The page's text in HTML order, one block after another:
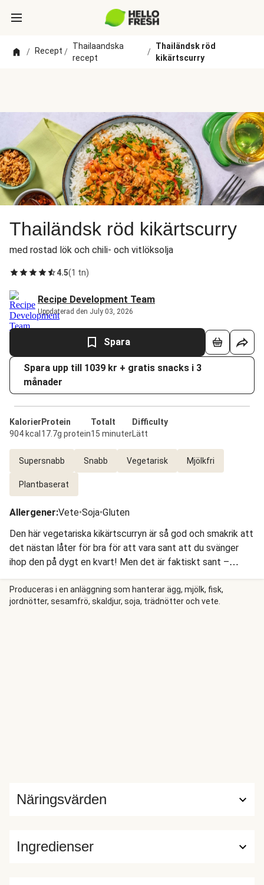
/ Recept /
Thailaandska
recept
/
Thailändsk röd
kikärtscurry
Thailändsk röd kikärtscurry
med rostad lök och chili- och vitlöksolja
4.5(1 tn)
Recipe Development Team
Uppdaterad den July 03, 2026
Spara
Spara upp till 1039 kr + gratis snacks i 3
månader
Kalorier
904 kcal
Protein
17.7g protein
Totalt
15 minuter
Difficulty
Lätt
Supersnabb Snabb Vegetarisk Mjölkfri
Plantbaserat
Allergener:Vete•Soja•Gluten
Den här vegetariska kikärtscurryn är så god och smakrik att
det nästan låter för bra för att vara sant att du svänger
ihop den på dygt en kvart! Men det är faktiskt sant –
medan vi kokar basmatiris steker vi kikärtor och paprika och
låter dem sedan puttra i en krämig kokossås med röd curry,
vår egen kryddblandning Milda Mahal, spenat, soja och lime.
Produceras i en anläggning som hanterar ägg, mjölk, fisk,
jordnötter, sesamfrö, skaldjur, soja, trädnötter och vete.
Ingredienser
Näringsvärden